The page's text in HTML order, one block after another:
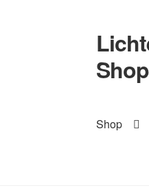
Zur
Navigation
springen
Zum
Inhalt
springen
Shop
Shop